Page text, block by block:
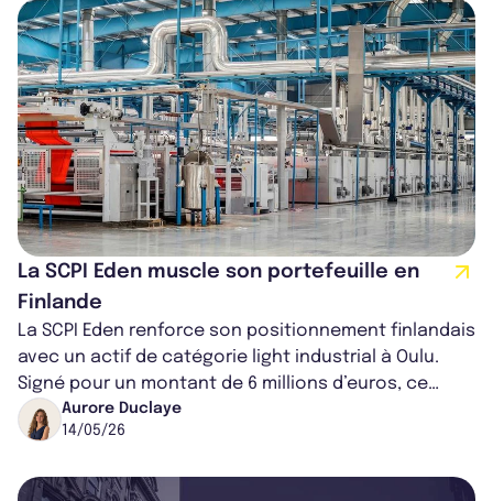
La SCPI Eden muscle son portefeuille en
Finlande
La SCPI Eden renforce son positionnement finlandais
avec un actif de catégorie light industrial à Oulu.
Signé pour un montant de 6 millions d’euros, ce
dernier est loué à Eastman,...
Aurore Duclaye
14/05/26